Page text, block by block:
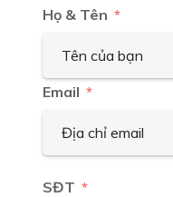
Họ & Tên
Email
SĐT